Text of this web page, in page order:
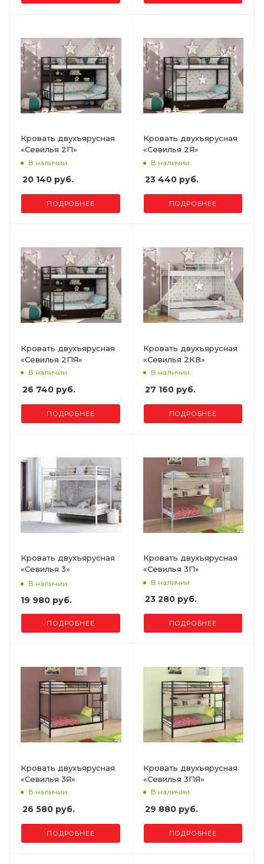
Кровать двухъярусная
«Севилья 2П»
В наличии
20 140 руб.
ПОДРОБНЕЕ
Кровать двухъярусная
«Севилья 2Я»
В наличии
23 440 руб.
ПОДРОБНЕЕ
Кровать двухъярусная
«Севилья 2ПЯ»
В наличии
26 740 руб.
ПОДРОБНЕЕ
Кровать двухъярусная
«Севилья 2КВ»
В наличии
27 160 руб.
ПОДРОБНЕЕ
Кровать двухъярусная
«Севилья 3»
В наличии
19 980 руб.
ПОДРОБНЕЕ
Кровать двухъярусная
«Севилья 3П»
В наличии
23 280 руб.
ПОДРОБНЕЕ
Кровать двухъярусная
«Севилья 3Я»
В наличии
26 580 руб.
ПОДРОБНЕЕ
Кровать двухъярусная
«Севилья 3ПЯ»
В наличии
29 880 руб.
ПОДРОБНЕЕ